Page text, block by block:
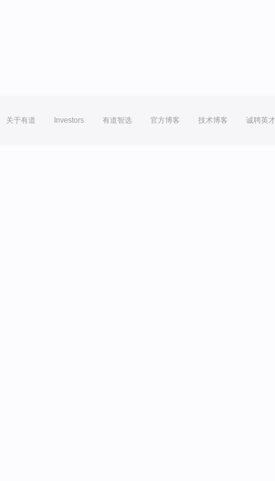
关于有道 Investors 有道智选 官方博客 技术博客 诚聘英才